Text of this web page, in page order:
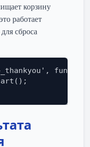
корзину
работает
сброса